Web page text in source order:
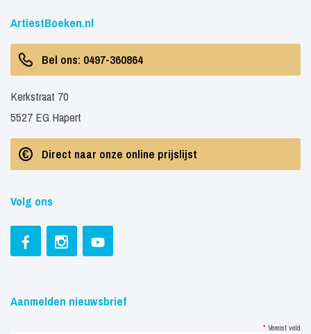
ArtiestBoeken.nl
Bel ons: 0497-360864
Kerkstraat 70
5527 EG Hapert
Direct naar onze online prijslijst
Volg ons
Aanmelden nieuwsbrief
* Vereist veld